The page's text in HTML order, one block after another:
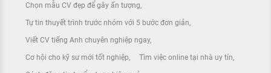
Chọn mẫu CV đẹp để gây ấn tượng
Tự tin thuyết trình trước nhóm với 5 bước đơn giản
Viết CV tiếng Anh chuyên nghiệp ngay
Cơ hội cho kỹ sư mới tốt nghiệp Tìm việc online tại nhà uy tín